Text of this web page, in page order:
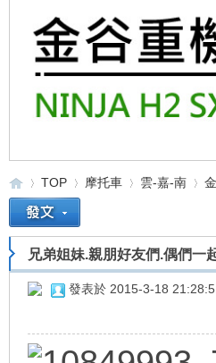
重 »
TOP
›
摩托車
›
雲-嘉-南
›
兄弟姐妹.親朋好友們.偶們一
發表於 2015-3-18